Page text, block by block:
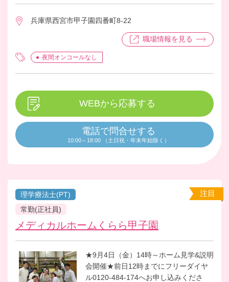
活の中でご入居者様がやりたい事な
ど、情報を集め一つでもやりたい事等
実現出来るよう取り組んでいます。
兵庫県西宮市甲子園四番町8-22
職場情報を見る
夜間オンコールなし
WEBから応募する
電話で問合せする
10:00～18:00 （土日祝・年末年始除く）
注目
理学療法士(PT)
常勤(正社員)
メディカルホームくらら甲子園
★9月4日（金）14時～ホーム見学&説明
会開催★前日12時までにフリーダイヤ
ル0120-484-174へお申し込みくださ